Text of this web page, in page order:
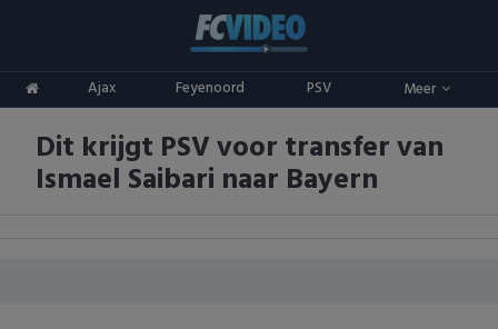
Ajax Feyenoord PSV Meer
ADO Den Haag
Ajax
Competities
Eredivisie
Oranje
Dit krijgt PSV voor transfer van
Ismael Saibari naar Bayern